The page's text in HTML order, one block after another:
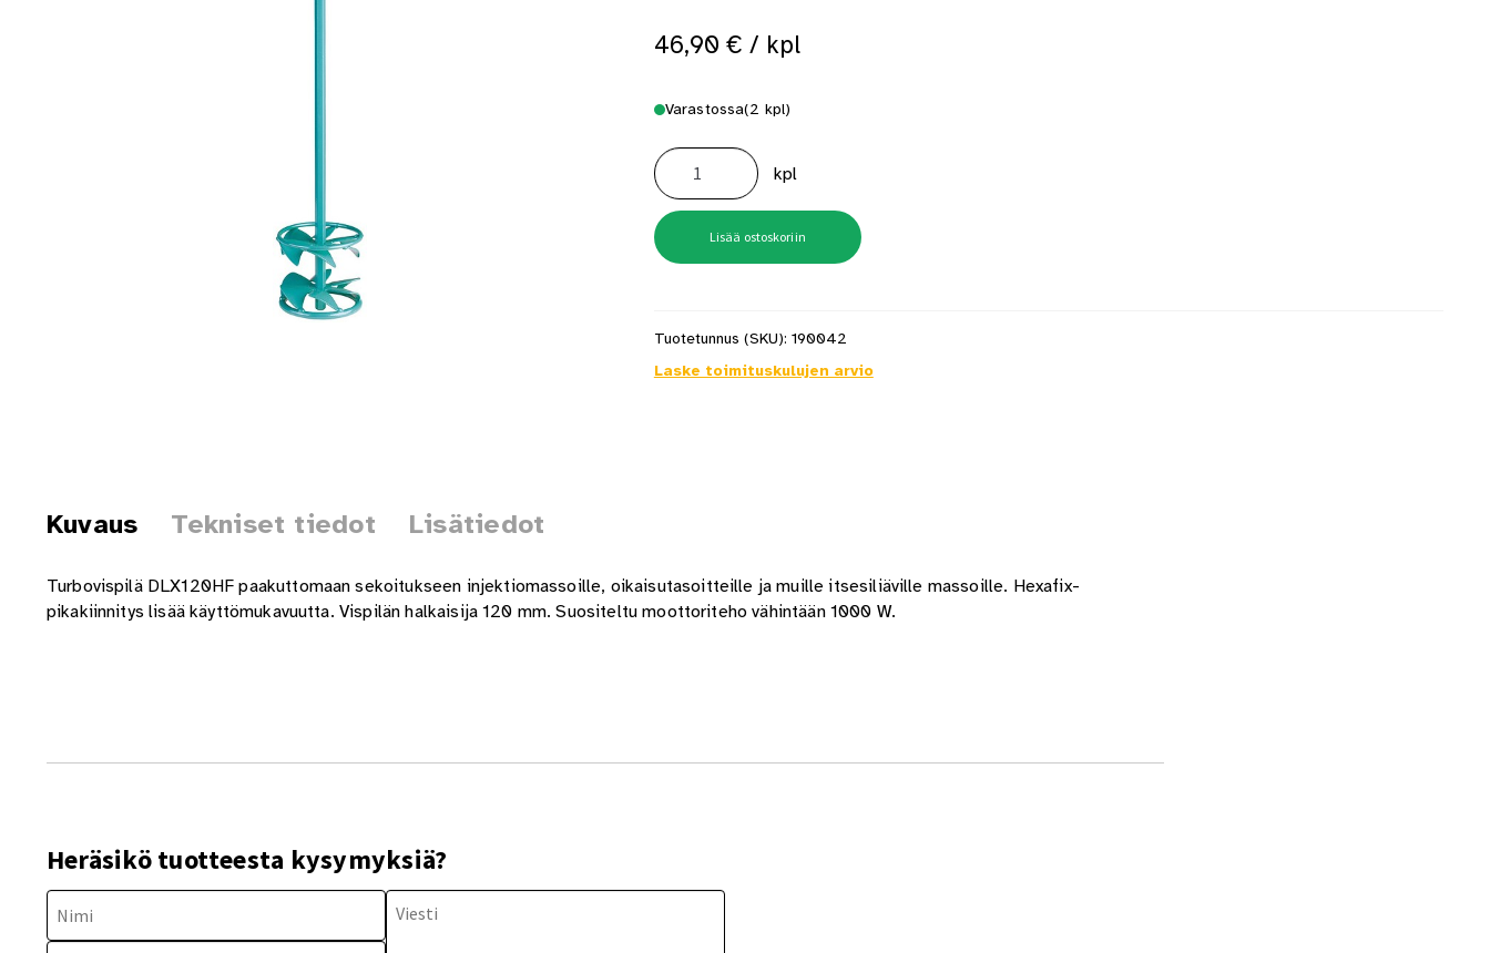
46,90 € / kpl
Varastossa(2 kpl)
Collomix
tasoitevispilä
DLX120
HF
Hexafix-
kiinnityksellä
määrä
kpl
Lisää ostoskoriin
Tuotetunnus (SKU): 190042
Laske toimituskulujen arvio
Kuvaus Tekniset tiedot Lisätiedot
Turbovispilä DLX120HF paakuttomaan sekoitukseen injektiomassoille, oikaisutasoitteille ja muille itsesiliäville massoille. Hexafix-
pikakiinnitys lisää käyttömukavuutta. Vispilän halkaisija 120 mm. Suositeltu moottoriteho vähintään 1000 W.
Heräsikö tuotteesta kysymyksiä?